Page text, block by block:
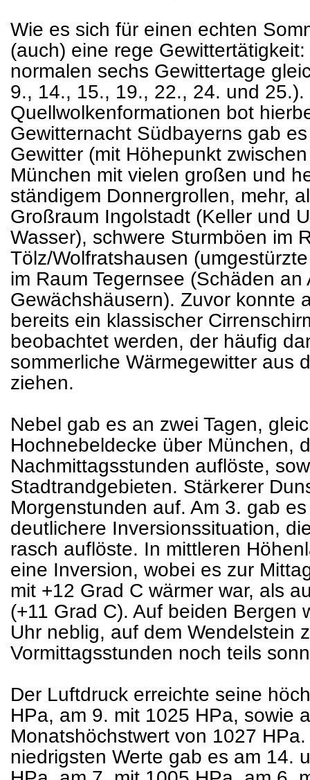
Wie es sich für einen echten
(auch) eine rege
normalen sechs Gewittertage
9., 14., 15., 19., 22., 24. und
Quellwolkenformationen bot
Gewitternacht Südbayerns gab
Gewitter (mit Höhepunkt
München mit vielen großen und
ständigem Donnergrollen, mehr,
Großraum Ingolstadt (Keller und
Wasser), schwere Sturmböen im
Tölz/Wolfratshausen
im Raum Tegernsee (Schäden an
Gewächshäusern). Zuvor konnte
bereits ein klassischer
beobachtet werden, der häufig
sommerliche Wärmegewitter aus
ziehen.
Nebel gab es an zwei Tagen,
Hochnebeldecke über München,
Nachmittagsstunden auflöste,
Stadtrandgebieten. Stärkerer
Morgenstunden auf. Am 3. gab
deutlichere Inversionssituation,
rasch auflöste. In mittleren
eine Inversion, wobei es zur
mit +12 Grad C wärmer war, als
(+11 Grad C). Auf beiden Bergen
Uhr neblig, auf dem Wendelstein
Vormittagsstunden noch teils
Der Luftdruck erreichte seine
HPa, am 9. mit 1025 HPa, sowie
Monatshöchstwert von 1027
niedrigsten Werte gab es am 14.